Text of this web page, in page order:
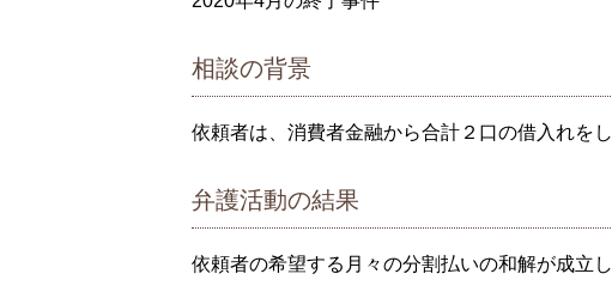
相談の背景
依頼者は、消費者金融から合計２口の借入れを
弁護活動の結果
依頼者の希望する月々の分割払いの和解が成立し